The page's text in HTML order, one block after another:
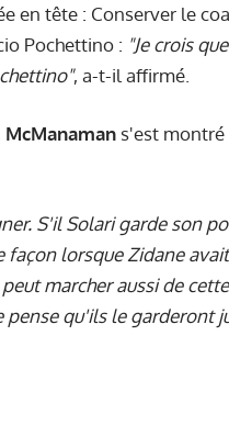
en tête : Conserver le
Pochettino : "Je crois
, a-t-il affirmé.
McManaman s'est montré
S'il Solari garde son
lorsque Zidane
marcher aussi de
pense qu'ils le garderont